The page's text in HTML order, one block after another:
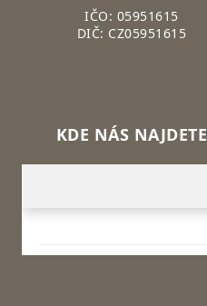
IČO: 05951615
DIČ: CZ05951615
KDE NÁS NAJDETE